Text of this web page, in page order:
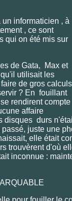
informaticien , à
, ce sont
qui on été mis sur
de Gata, Max et
utilisait les
de gros
? En fouillant
rendirent compte
affaire
disques durs
juste une
elle était
trouvèrent d'où
inconnue :